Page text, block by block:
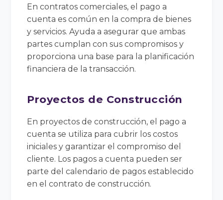
En contratos comerciales, el pago a
cuenta es común en la compra de bienes
y servicios. Ayuda a asegurar que ambas
partes cumplan con sus compromisos y
proporciona una base para la planificación
financiera de la transacción.
Proyectos de Construcción
En proyectos de construcción, el pago a
cuenta se utiliza para cubrir los costos
iniciales y garantizar el compromiso del
cliente. Los pagos a cuenta pueden ser
parte del calendario de pagos establecido
en el contrato de construcción.